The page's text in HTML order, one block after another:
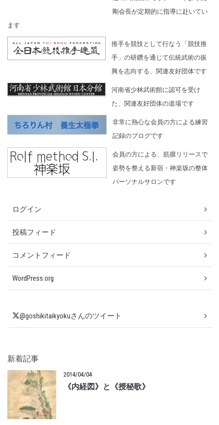
剛会長が定期的に指導に赴いてい
ます
推手を競技として行なう「競技推
手」の研鑽を通じて伝統武術の振
興を志向する、関連友好団体です
河南省少林武術館に認可を受け
た、関連友好団体の道場です
非常に熱心な会員の方による練習
記録のブログです
会員の方による、筋膜リリースで
姿勢を整える新宿・神楽坂の整体
パーソナルサロンです
ログイン
投稿フィード
コメントフィード
WordPress.org
@goshikitaikyokuさんのツイート
新着記事
2014/04/04
《内経図》と《授秘歌》